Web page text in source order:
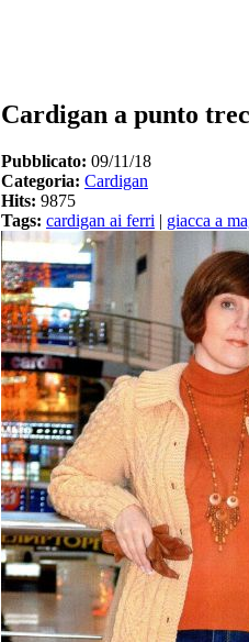
Cardigan a punto
Pubblicato: 09/11/18
Categoria: Cardigan
Hits: 9875
Tags: cardigan ai ferri | giacca a